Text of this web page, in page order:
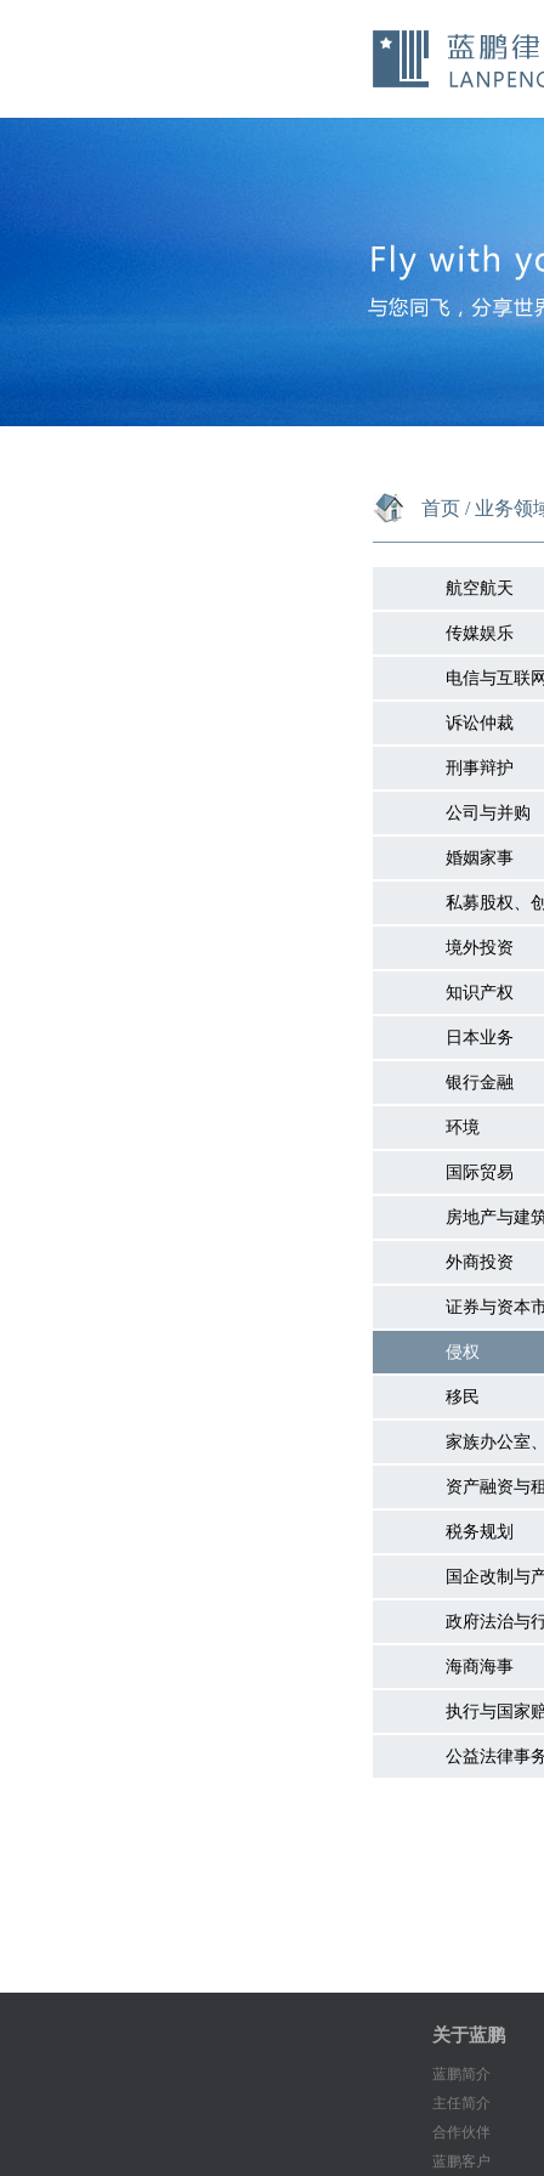
首页 / 业务领
航空航天
传媒娱乐
电信与互联
诉讼仲裁
刑事辩护
公司与并购
婚姻家事
私募股权、
境外投资
知识产权
日本业务
银行金融
环境
国际贸易
房地产与建
外商投资
证券与资本
侵权
移民
家族办公室
资产融资与
税务规划
国企改制与
政府法治与
海商海事
执行与国家
公益法律事
关于蓝鹏
蓝鹏简介
主任简介
合作伙伴
蓝鹏客户